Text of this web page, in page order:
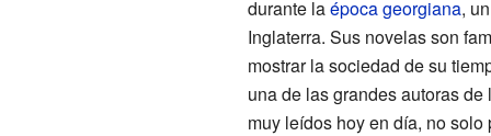
durante laépoca georgiana,
Inglaterra. Sus novelas son
mostrar la sociedad de su
una de las grandes autoras
muy leídos hoy en día, no